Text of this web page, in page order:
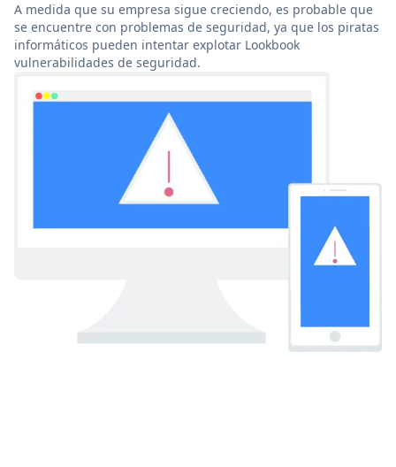
A medida que su empresa sigue creciendo, es probable que
se encuentre con problemas de seguridad, ya que los piratas
informáticos pueden intentar explotar Lookbook
vulnerabilidades de seguridad.